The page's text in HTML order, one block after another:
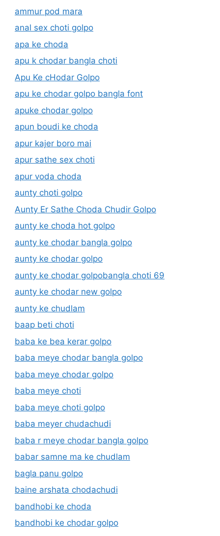
ammur pod mara
anal sex choti golpo
apa ke choda
apu k chodar bangla choti
Apu Ke cHodar Golpo
apu ke chodar golpo bangla font
apuke chodar golpo
apun boudi ke choda
apur kajer boro mai
apur sathe sex choti
apur voda choda
aunty choti golpo
Aunty Er Sathe Choda Chudir Golpo
aunty ke choda hot golpo
aunty ke chodar bangla golpo
aunty ke chodar golpo
aunty ke chodar golpobangla choti 69
aunty ke chodar new golpo
aunty ke chudlam
baap beti choti
baba ke bea kerar golpo
baba meye chodar bangla golpo
baba meye chodar golpo
baba meye choti
baba meye choti golpo
baba meyer chudachudi
baba r meye chodar bangla golpo
babar samne ma ke chudlam
bagla panu golpo
baine arshata chodachudi
bandhobi ke choda
bandhobi ke chodar golpo